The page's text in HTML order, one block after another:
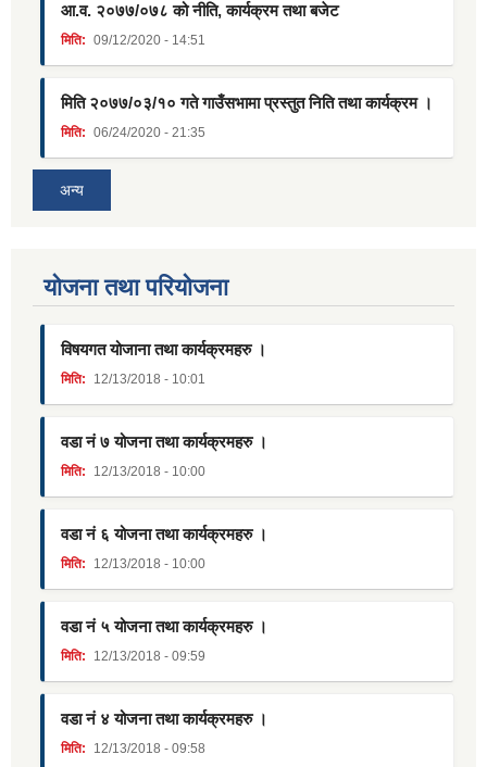
आ.व. २०७७/०७८ को नीति, कार्यक्रम तथा बजेट
मिति: 09/12/2020 - 14:51
मिति २०७७/०३/१० गते गाउँसभामा प्रस्तुत निति तथा कार्यक्रम ।
मिति: 06/24/2020 - 21:35
अन्य
याेजना तथा परियाेजना
विषयगत योजाना तथा कार्यक्रमहरु ।
मिति: 12/13/2018 - 10:01
वडा नं ७ योजना तथा कार्यक्रमहरु ।
मिति: 12/13/2018 - 10:00
वडा नं ६ योजना तथा कार्यक्रमहरु ।
मिति: 12/13/2018 - 10:00
वडा नं ५ योजना तथा कार्यक्रमहरु ।
मिति: 12/13/2018 - 09:59
वडा नं ४ योजना तथा कार्यक्रमहरु ।
मिति: 12/13/2018 - 09:58